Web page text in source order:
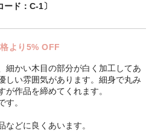
ド：C-1〕
より5% OFF
細かい木目の部分が白く加工してあ
しい雰囲気があります。細身で丸み
作品を締めてくれます。
す。
どに良くあいます。